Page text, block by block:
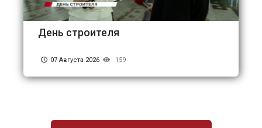
День строителя
07 Августа 2026 159